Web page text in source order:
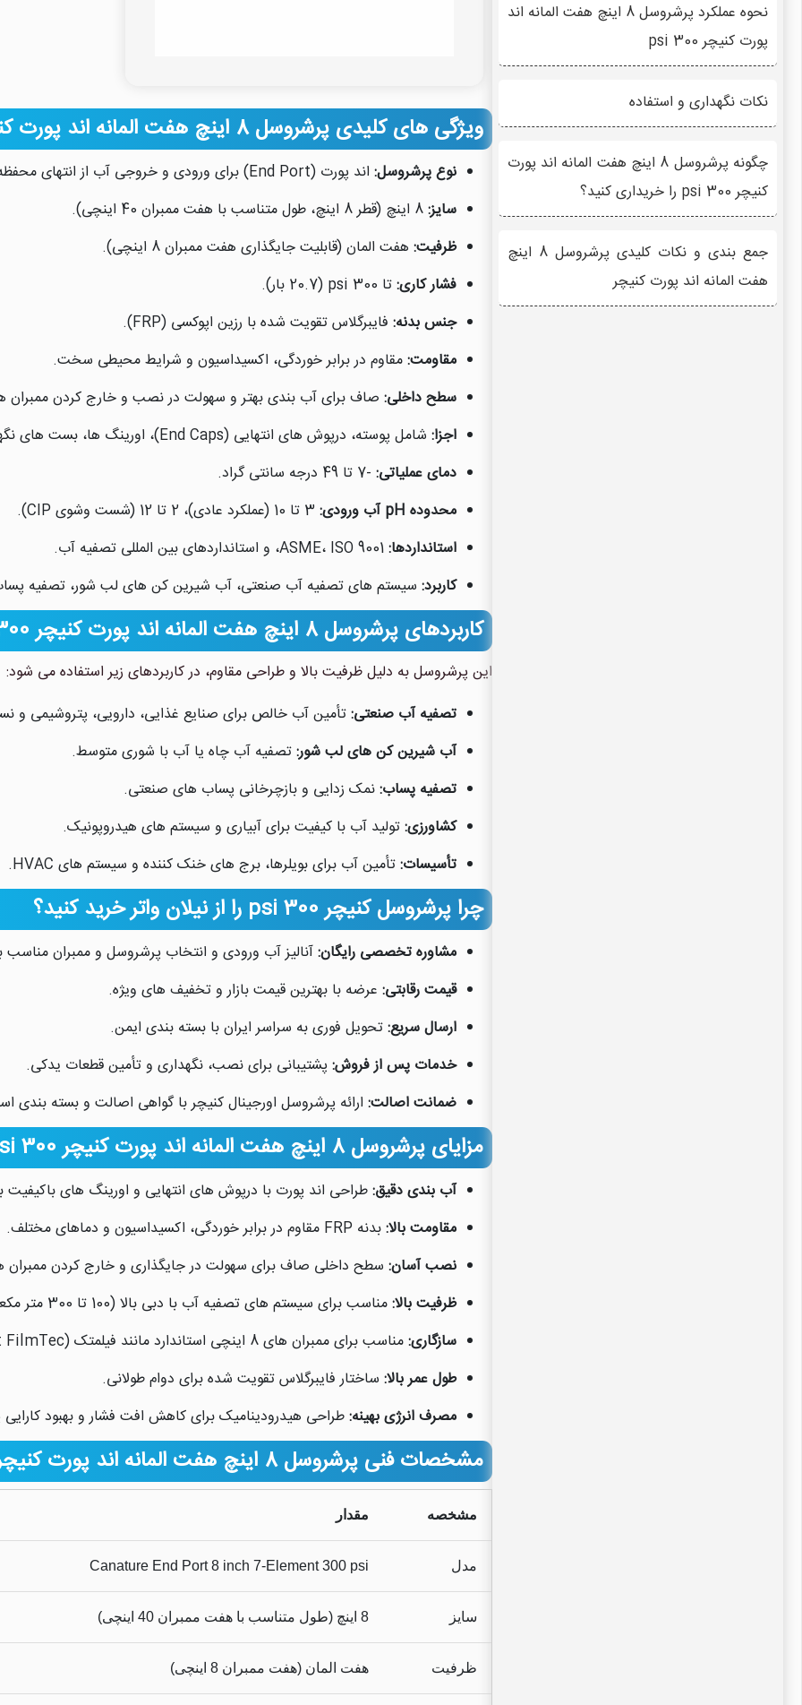
نحوه عملکرد پرشروسل 8 اینچ هفت المانه اند
پورت کنیچر 300 psi
نکات نگهداری و استفاده
چگونه پرشروسل 8 اینچ هفت المانه اند پورت
کنیچر 300 psi را خریداری کنید؟
جمع بندی و نکات کلیدی پرشروسل 8 اینچ
هفت المانه اند پورت کنیچر
ویژگی های کلیدی پرشروسل 8 اینچ هفت المانه اند پورت کنیچر 300 psi
نوع پرشروسل: اند پورت (End Port) برای ورودی و خروجی آب از انتهای محفظه.
سایز:8 اینچ (قطر 8 اینچ، طول متناسب با هفت ممبران 40 اینچی).
ظرفیت: هفت المان (قابلیت جایگذاری هفت ممبران 8 اینچی).
فشار کاری:تا 300 psi (20.7 بار).
جنس بدنه: فایبرگلاس تقویت شده با رزین اپوکسی (FRP).
مقاومت:مقاوم در برابر خوردگی، اکسیداسیون و شرایط محیطی سخت.
سطح داخلی: صاف برای آب بندی بهتر و سهولت در نصب و خارج کردن ممبران
اجزا: شامل پوسته، درپوش های انتهایی (End Caps)، اورینگ ها، بست های نگهدارنده و اتصالات.
دمای عملیاتی: -7 تا 49 درجه سانتی گراد.
محدوده pH آب ورودی:
استانداردها:ASME، ISO 9001، و استانداردهای بین المللی تصفیه آب.
کاربرد: سیستم های تصفیه آب صنعتی، آب شیرین کن های لب شور، تصفیه
کاربردهای پرشروسل 8 اینچ هفت المانه اند پورت کنیچر 300 psi
این پرشروسل به دلیل ظرفیت بالا و طراحی مقاوم، در کاربردهای زیر استفاده می شود:
تصفیه آب صنعتی:تأمین آب خالص برای صنایع غذایی، دارویی، پتروشیمی و
آب شیرین کن های لب شور:تصفیه آب چاه یا آب با شوری متوسط.
تصفیه پساب:نمک زدایی و بازچرخانی پساب های صنعتی.
کشاورزی:تولید آب با کیفیت برای آبیاری و سیستم های هیدروپونیک.
تأسیسات:تأمین آب برای بویلرها، برج های خنک کننده و سیستم های HVAC.
چرا پرشروسل کنیچر 300 psi را از نیلان واتر خرید کنید؟
مشاوره تخصصی رایگان:آنالیز آب ورودی و انتخاب پرشروسل و ممبران مناسب
قیمت رقابتی: عرضه با بهترین قیمت بازار و تخفیف های ویژه.
ارسال سریع:تحویل فوری به سراسر ایران با بسته بندی ایمن.
خدمات پس از فروش: پشتیبانی برای نصب، نگهداری و تأمین قطعات یدکی.
ضمانت اصالت: ارائه پرشروسل اورجینال کنیچر با گواهی اصالت و بسته بندی
مزایای پرشروسل 8 اینچ هفت المانه اند پورت کنیچر 300 psi
آب بندی دقیق:طراحی اند پورت با درپوش های انتهایی و اورینگ های باکیفیت
مقاومت بالا:بدنه FRP مقاوم در برابر خوردگی، اکسیداسیون و دماهای مختلف.
نصب آسان: سطح داخلی صاف برای سهولت در جایگذاری و خارج کردن ممبران
ظرفیت بالا:مناسب برای سیستم های تصفیه آب با دبی بالا (100 تا 300 متر مکعب در روز).
سازگاری:مناسب برای ممبران های 8 اینچی استاندارد مانند فیلمتک (DuPont FilmTec) مدل های BW30 یا SW30.
طول عمر بالا: ساختار فایبرگلاس تقویت شده برای دوام طولانی.
مصرف انرژی بهینه:طراحی هیدرودینامیک برای کاهش افت فشار و بهبود
مشخصات فنی پرشروسل 8 اینچ هفت المانه اند پورت کنیچر 300 psi
مشخصه مقدار
مدل Canature End Port 8 inch 7-Element 300 psi
سایز 8 اینچ (طول متناسب با هفت ممبران 40 اینچی)
ظرفیت هفت المان (هفت ممبران 8 اینچی)